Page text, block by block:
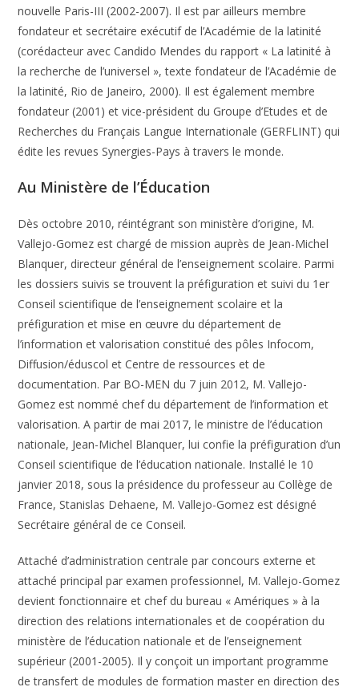
nouvelle Paris-III (2002-2007). Il est par ailleurs membre
fondateur et secrétaire exécutif de l’Académie de la latinité
(corédacteur avec Candido Mendes du rapport « La latinité à
la recherche de l’universel », texte fondateur de l’Académie de
la latinité, Rio de Janeiro, 2000). Il est également membre
fondateur (2001) et vice-président du Groupe d’Etudes et de
Recherches du Français Langue Internationale (GERFLINT) qui
édite les revues Synergies-Pays à travers le monde.
Au Ministère de l’Éducation
Dès octobre 2010, réintégrant son ministère d’origine, M.
Vallejo-Gomez est chargé de mission auprès de Jean-Michel
Blanquer, directeur général de l’enseignement scolaire. Parmi
les dossiers suivis se trouvent la préfiguration et suivi du 1er
Conseil scientifique de l’enseignement scolaire et la
préfiguration et mise en œuvre du département de
l’information et valorisation constitué des pôles Infocom,
Diffusion/éduscol et Centre de ressources et de
documentation. Par BO-MEN du 7 juin 2012, M. Vallejo-
Gomez est nommé chef du département de l’information et
valorisation. A partir de mai 2017, le ministre de l’éducation
nationale, Jean-Michel Blanquer, lui confie la préfiguration d’un
Conseil scientifique de l’éducation nationale. Installé le 10
janvier 2018, sous la présidence du professeur au Collège de
France, Stanislas Dehaene, M. Vallejo-Gomez est désigné
Secrétaire général de ce Conseil.
Attaché d’administration centrale par concours externe et
attaché principal par examen professionnel, M. Vallejo-Gomez
devient fonctionnaire et chef du bureau « Amériques » à la
direction des relations internationales et de coopération du
ministère de l’éducation nationale et de l’enseignement
supérieur (2001-2005). Il y conçoit un important programme
de transfert de modules de formation master en direction des